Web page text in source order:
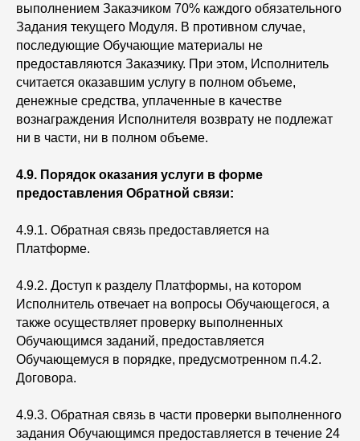
выполнением Заказчиком 70% каждого обязательного
Задания текущего Модуля. В противном случае,
последующие Обучающие материалы не
предоставляются Заказчику. При этом, Исполнитель
считается оказавшим услугу в полном объеме,
денежные средства, уплаченные в качестве
вознаграждения Исполнителя возврату не подлежат
ни в части, ни в полном объеме.
4.9. Порядок оказания услуги в форме
предоставления Обратной связи:
4.9.1. Обратная связь предоставляется на
Платформе.
4.9.2. Доступ к разделу Платформы, на котором
Исполнитель отвечает на вопросы Обучающегося, а
также осуществляет проверку выполненных
Обучающимся заданий, предоставляется
Обучающемуся в порядке, предусмотренном п.4.2.
Договора.
4.9.3. Обратная связь в части проверки выполненного
задания Обучающимся предоставляется в течение 24